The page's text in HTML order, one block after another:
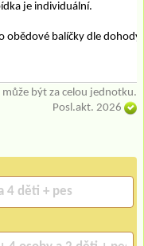
je individuální.
balíčky dle dohody.
může být za celou jednotku.
Posl.akt. 2026